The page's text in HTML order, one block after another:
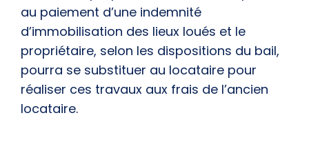
au paiement d’une indemnité
d’immobilisation des lieux loués et le
propriétaire, selon les dispositions du bail,
pourra se substituer au locataire pour
réaliser ces travaux aux frais de l’ancien
locataire.